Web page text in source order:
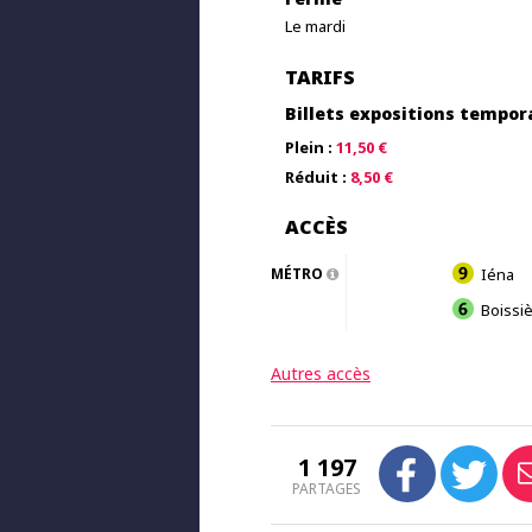
Le mardi
TARIFS
Billets expositions
Plein : 11,50 €
Réduit : 8,50 €
ACCÈS
MÉTRO
Iéna
Autres accès
1 197
PARTAGES